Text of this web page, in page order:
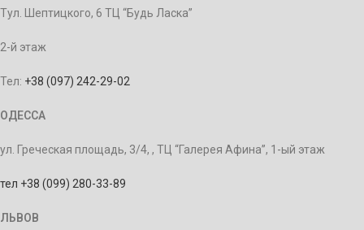
Тул. Шептицкого, 6 ТЦ “Будь Ласка”
2-й этаж
Тел: +38 (097) 242-29-02
ОДЕССА
ул. Греческая площадь, 3/4, , ТЦ “Галерея Афина”, 1-ый этаж
тел +38 (099) 280-33-89
ЛЬВОВ